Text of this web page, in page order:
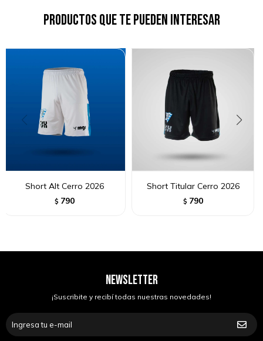
Productos que te pueden interesar
Short Alt Cerro 2026
$ 790
Short Titular Cerro 2026
$ 790
NEWSLETTER
¡Suscribite y recibí todas nuestras novedades!